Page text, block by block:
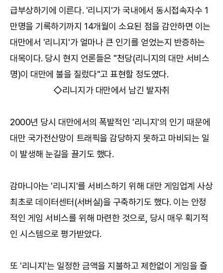
급부상하기에 이른다. '리니지'가 국내에서 동시접속자수 1
만명을 기록하기까지 14개월이 소요된 점을 감안하면 이는
대만에서 '리니지'가 얼마나 큰 인기를 얻었는지 반증하는
대목이다. 당시 현지 언론들은 "천당(리니지의 대만 서비스
명)이 대만에 불을 질렀다"고 표현할 정도였다.
◇리니지가 대만에서 남긴 발자취
2000년 당시 대만에서의 폭발적인 '리니지'의 인기 때문에
대만 국가전산망이 트래픽을 감당하지 못하고 마비되는 일
이 발생해 눈길을 끌기도 했다.
감마니아는 '리니지'를 서비스하기 위해 대만 게임업계 사상
최초로 데이터센터(서버실)을 구축하기도 했다. 이는 안정
적인 게임 서비스를 위해 마련한 것으로, 당시 매우 획기적
인 시스템으로 평가받았다.
또 '리니지'는 일정한 금액을 지불하고 제한없이 게임을 즐